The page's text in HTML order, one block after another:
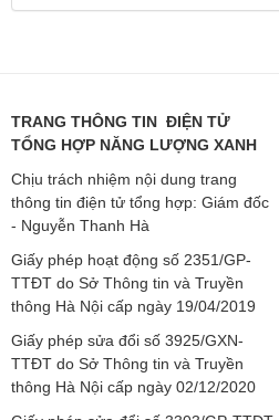
TRANG THÔNG TIN ĐIỆN TỬ
TỔNG HỢP NĂNG LƯỢNG XANH
Chịu trách nhiệm nội dung trang
thông tin điện tử tổng hợp: Giám đốc
- Nguyễn Thanh Hà
Giấy phép hoạt động số 2351/GP-
TTĐT do Sở Thông tin và Truyền
thông Hà Nội cấp ngày 19/04/2019
Giấy phép sửa đổi số 3925/GXN-
TTĐT do Sở Thông tin và Truyền
thông Hà Nội cấp ngày 02/12/2020